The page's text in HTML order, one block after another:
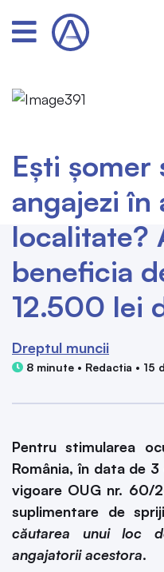
Ești șomer
angajezi în
localitate?
beneficia
12.500 lei
Dreptul muncii
8 minute • Redactia • 15
Pentru stimularea
România, în data de
vigoare OUG nr. 60/
suplimentare de
căutarea unui loc
angajatorii acestora.